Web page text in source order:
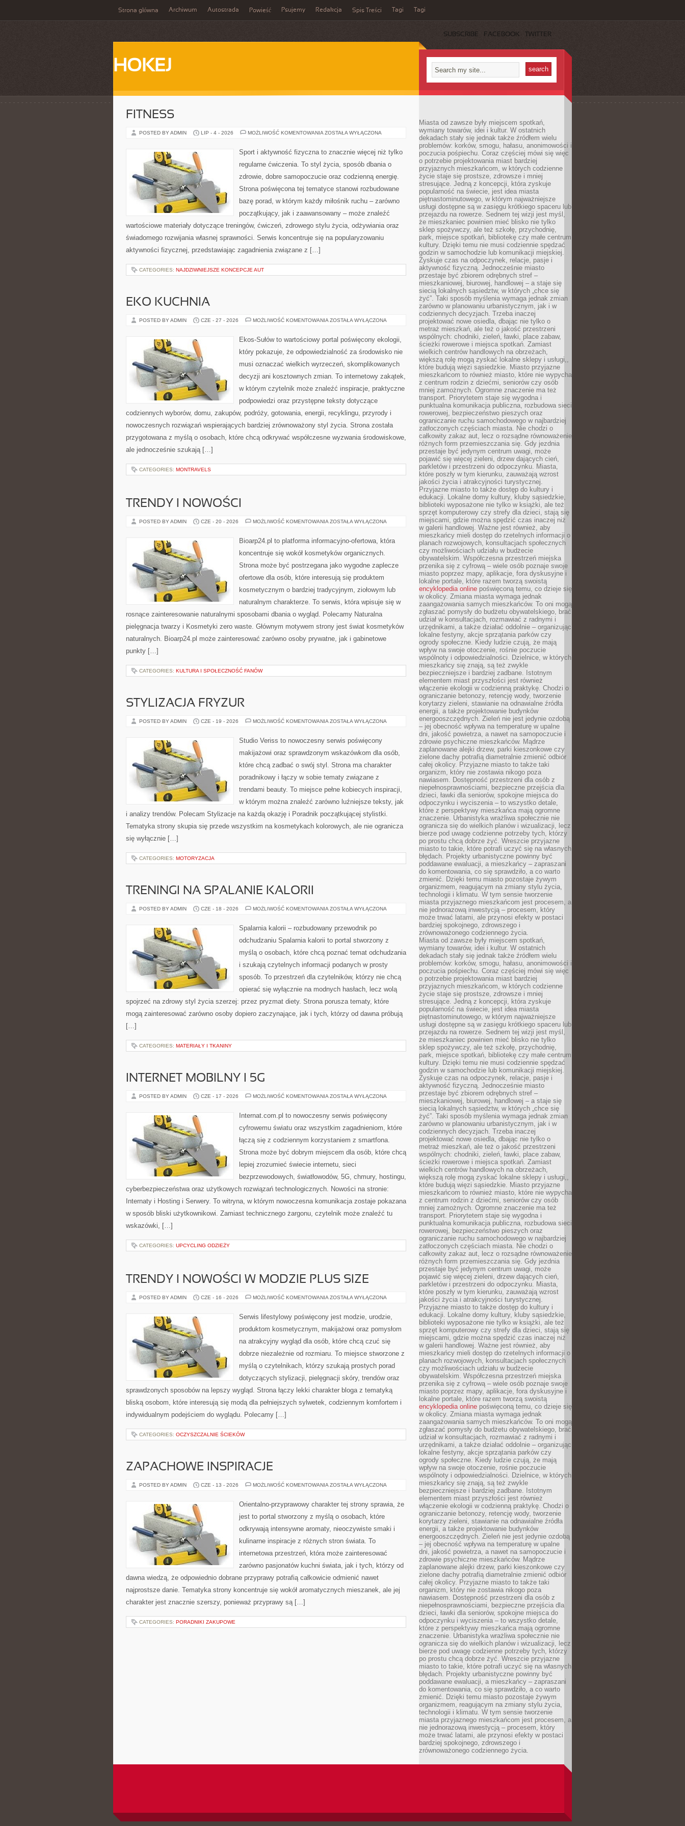
Strona główna Archiwum Autostrada Powieść Psujemy Redakcja Spis Treści Tagi Tagi
SUBSCRIBE FACEBOOK TWITTER
HOKEJ
FITNESS
POSTED BY ADMIN LIP - 4 - 2026 MOŻLIWOŚĆ KOMENTOWANIA FITNESS
ZOSTAŁA WYŁĄCZONA
Sport i aktywność fizyczna to znacznie więcej niż tylko
regularne ćwiczenia. To styl życia, sposób dbania o
zdrowie, dobre samopoczucie oraz codzienną energię.
Strona poświęcona tej tematyce stanowi rozbudowane
bazę porad, w którym każdy miłośnik ruchu – zarówno
początkujący, jak i zaawansowany – może znaleźć
wartościowe materiały dotyczące treningów, ćwiczeń, zdrowego stylu życia, odżywiania oraz
świadomego rozwijania własnej sprawności. Serwis koncentruje się na popularyzowaniu
aktywności fizycznej, przedstawiając zagadnienia związane z […]
CATEGORIES: NAJDZIWNIEJSZE KONCEPCJE AUT
EKO KUCHNIA
POSTED BY ADMIN CZE - 27 - 2026 MOŻLIWOŚĆ KOMENTOWANIA EKO
ZOSTAŁA WYŁĄCZONA
Ekos-Sułów to wartościowy portal poświęcony ekologii,
który pokazuje, że odpowiedzialność za środowisko nie
musi oznaczać wielkich wyrzeczeń, skomplikowanych
decyzji ani kosztownych zmian. To internetowy zakątek,
w którym czytelnik może znaleźć inspiracje, praktyczne
podpowiedzi oraz przystępne teksty dotyczące
codziennych wyborów, domu, zakupów, podróży, gotowania, energii, recyklingu, przyrody i
nowoczesnych rozwiązań wspierających bardziej zrównoważony styl życia. Strona została
przygotowana z myślą o osobach, które chcą odkrywać współczesne wyzwania środowiskowe,
ale jednocześnie szukają […]
CATEGORIES: MONTRAVELS
TRENDY I NOWOŚCI
POSTED BY ADMIN CZE - 20 - 2026 MOŻLIWOŚĆ KOMENTOWANIA TRENDY
ZOSTAŁA WYŁĄCZONA
Bioarp24.pl to platforma informacyjno-ofertowa, która
koncentruje się wokół kosmetyków organicznych.
Strona może być postrzegana jako wygodne zaplecze
ofertowe dla osób, które interesują się produktem
kosmetycznym o bardziej tradycyjnym, ziołowym lub
naturalnym charakterze. To serwis, która wpisuje się w
rosnące zainteresowanie naturalnymi sposobami dbania o wygląd. Polecamy Naturalna
pielęgnacja twarzy i Kosmetyki zero waste. Głównym motywem strony jest świat kosmetyków
naturalnych. Bioarp24.pl może zainteresować zarówno osoby prywatne, jak i gabinetowe
punkty […]
CATEGORIES: KULTURA I SPOŁECZNOŚĆ FANÓW
STYLIZACJA FRYZUR
POSTED BY ADMIN CZE - 19 - 2026 MOŻLIWOŚĆ KOMENTOWANIA STYLIZACJA
ZOSTAŁA WYŁĄCZONA
Studio Veriss to nowoczesny serwis poświęcony
makijażowi oraz sprawdzonym wskazówkom dla osób,
które chcą zadbać o swój styl. Strona ma charakter
poradnikowy i łączy w sobie tematy związane z
trendami beauty. To miejsce pełne kobiecych inspiracji,
w którym można znaleźć zarówno luźniejsze teksty, jak
i analizy trendów. Polecam Stylizacje na każdą okazję i Poradnik początkującej stylistki.
Tematyka strony skupia się przede wszystkim na kosmetykach kolorowych, ale nie ogranicza
się wyłącznie […]
CATEGORIES: MOTORYZACJA
TRENINGI NA SPALANIE KALORII
POSTED BY ADMIN CZE - 18 - 2026 MOŻLIWOŚĆ KOMENTOWANIA TRENINGI
ZOSTAŁA WYŁĄCZONA
Spalarnia kalorii – rozbudowany przewodnik po
odchudzaniu Spalarnia kalorii to portal stworzony z
myślą o osobach, które chcą poznać temat odchudzania
i szukają czytelnych informacji podanych w prosty
sposób. To przestrzeń dla czytelników, którzy nie chcą
opierać się wyłącznie na modnych hasłach, lecz wolą
spojrzeć na zdrowy styl życia szerzej: przez pryzmat diety. Strona porusza tematy, które
mogą zainteresować zarówno osoby dopiero zaczynające, jak i tych, którzy od dawna próbują
[…]
CATEGORIES: MATERIAŁY I TKANINY
INTERNET MOBILNY I 5G
POSTED BY ADMIN CZE - 17 - 2026 MOŻLIWOŚĆ KOMENTOWANIA INTERNET
ZOSTAŁA WYŁĄCZONA
Internat.com.pl to nowoczesny serwis poświęcony
cyfrowemu światu oraz wszystkim zagadnieniom, które
łączą się z codziennym korzystaniem z smartfona.
Strona może być dobrym miejscem dla osób, które chcą
lepiej zrozumieć świecie internetu, sieci
bezprzewodowych, światłowodów, 5G, chmury, hostingu,
cyberbezpieczeństwa oraz użytkowych rozwiązań technologicznych. Nowości na stronie:
Internaty i Hosting i Serwery. To witryna, w którym nowoczesna komunikacja zostaje pokazana
w sposób bliski użytkownikowi. Zamiast technicznego żargonu, czytelnik może znaleźć tu
wskazówki, […]
CATEGORIES: UPCYCLING ODZIEŻY
TRENDY I NOWOŚCI W MODZIE PLUS SIZE
POSTED BY ADMIN CZE - 16 - 2026 MOŻLIWOŚĆ KOMENTOWANIA TRENDY
W
MODZIE
SIZE
ZOSTAŁA WYŁĄCZONA
Serwis lifestylowy poświęcony jest modzie, urodzie,
produktom kosmetycznym, makijażowi oraz pomysłom
na atrakcyjny wygląd dla osób, które chcą czuć się
dobrze niezależnie od rozmiaru. To miejsce stworzone z
myślą o czytelnikach, którzy szukają prostych porad
dotyczących stylizacji, pielęgnacji skóry, trendów oraz
sprawdzonych sposobów na lepszy wygląd. Strona łączy lekki charakter bloga z tematyką
bliską osobom, które interesują się modą dla pełniejszych sylwetek, codziennym komfortem i
indywidualnym podejściem do wyglądu. Polecamy […]
CATEGORIES: OCZYSZCZALNIE ŚCIEKÓW
ZAPACHOWE INSPIRACJE
POSTED BY ADMIN CZE - 13 - 2026 MOŻLIWOŚĆ KOMENTOWANIA ZAPACHOWE
ZOSTAŁA WYŁĄCZONA
Orientalno-przyprawowy charakter tej strony sprawia, że
jest to portal stworzony z myślą o osobach, które
odkrywają intensywne aromaty, nieoczywiste smaki i
kulinarne inspiracje z różnych stron świata. To
internetowa przestrzeń, która może zainteresować
zarówno pasjonatów kuchni świata, jak i tych, którzy od
dawna wiedzą, że odpowiednio dobrane przyprawy potrafią całkowicie odmienić nawet
najprostsze danie. Tematyka strony koncentruje się wokół aromatycznych mieszanek, ale jej
charakter jest znacznie szerszy, ponieważ przyprawy są […]
CATEGORIES: PORADNIKI ZAKUPOWE
Miasta od zawsze były miejscem spotkań,
wymiany towarów, idei i kultur. W ostatnich
dekadach stały się jednak także źródłem wielu
problemów: korków, smogu, hałasu, anonimowości i
poczucia pośpiechu. Coraz częściej mówi się więc
o potrzebie projektowania miast bardziej
przyjaznych mieszkańcom, w których codzienne
życie staje się prostsze, zdrowsze i mniej
stresujące. Jedną z koncepcji, która zyskuje
popularność na świecie, jest idea miasta
piętnastominutowego, w którym najważniejsze
usługi dostępne są w zasięgu krótkiego spaceru lub
przejazdu na rowerze. Sednem tej wizji jest myśl,
że mieszkaniec powinien mieć blisko nie tylko
sklep spożywczy, ale też szkołę, przychodnię,
park, miejsce spotkań, bibliotekę czy małe centrum
kultury. Dzięki temu nie musi codziennie spędzać
godzin w samochodzie lub komunikacji miejskiej.
Zyskuje czas na odpoczynek, relacje, pasje i
aktywność fizyczną. Jednocześnie miasto
przestaje być zbiorem odrębnych stref –
mieszkaniowej, biurowej, handlowej – a staje się
siecią lokalnych sąsiedztw, w których „chce się
żyć”. Taki sposób myślenia wymaga jednak zmian
zarówno w planowaniu urbanistycznym, jak i w
codziennych decyzjach. Trzeba inaczej
projektować nowe osiedla, dbając nie tylko o
metraż mieszkań, ale też o jakość przestrzeni
wspólnych: chodniki, zieleń, ławki, place zabaw,
ścieżki rowerowe i miejsca spotkań. Zamiast
wielkich centrów handlowych na obrzeżach,
większą rolę mogą zyskać lokalne sklepy i usługi,,
które budują więzi sąsiedzkie. Miasto przyjazne
mieszkańcom to również miasto, które nie wypycha
z centrum rodzin z dziećmi, seniorów czy osób
mniej zamożnych. Ogromne znaczenie ma też
transport. Priorytetem staje się wygodna i
punktualna komunikacja publiczna, rozbudowa sieci
rowerowej, bezpieczeństwo pieszych oraz
ograniczanie ruchu samochodowego w najbardziej
zatłoczonych częściach miasta. Nie chodzi o
całkowity zakaz aut, lecz o rozsądne równoważenie
różnych form przemieszczania się. Gdy jezdnia
przestaje być jedynym centrum uwagi, może
pojawić się więcej zieleni, drzew dających cień,
parkletów i przestrzeni do odpoczynku. Miasta,
które poszły w tym kierunku, zauważają wzrost
jakości życia i atrakcyjności turystycznej.
Przyjazne miasto to także dostęp do kultury i
edukacji. Lokalne domy kultury, kluby sąsiedzkie,
biblioteki wyposażone nie tylko w książki, ale też
sprzęt komputerowy czy strefy dla dzieci, stają się
miejscami, gdzie można spędzić czas inaczej niż
w galerii handlowej. Ważne jest również, aby
mieszkańcy mieli dostęp do rzetelnych informacji o
planach rozwojowych, konsultacjach społecznych
czy możliwościach udziału w budżecie
obywatelskim. Współczesna przestrzeń miejska
przenika się z cyfrową – wiele osób poznaje swoje
miasto poprzez mapy, aplikacje, fora dyskusyjne i
lokalne portale, które razem tworzą swoistą
encyklopedia online poświęconą temu, co dzieje się
w okolicy. Zmiana miasta wymaga jednak
zaangażowania samych mieszkańców. To oni mogą
zgłaszać pomysły do budżetu obywatelskiego, brać
udział w konsultacjach, rozmawiać z radnymi i
urzędnikami, a także działać oddolnie – organizując
lokalne festyny, akcje sprzątania parków czy
ogrody społeczne. Kiedy ludzie czują, że mają
wpływ na swoje otoczenie, rośnie poczucie
wspólnoty i odpowiedzialności. Dzielnice, w których
mieszkańcy się znają, są też zwykle
bezpieczniejsze i bardziej zadbane. Istotnym
elementem miast przyszłości jest również
włączenie ekologii w codzienną praktykę. Chodzi o
ograniczanie betonozy, retencję wody, tworzenie
korytarzy zieleni, stawianie na odnawialne źródła
energii, a także projektowanie budynków
energooszczędnych. Zieleń nie jest jedynie ozdobą
– jej obecność wpływa na temperaturę w upalne
dni, jakość powietrza, a nawet na samopoczucie i
zdrowie psychiczne mieszkańców. Mądrze
zaplanowane alejki drzew, parki kieszonkowe czy
zielone dachy potrafią diametralnie zmienić odbiór
całej okolicy. Przyjazne miasto to także taki
organizm, który nie zostawia nikogo poza
nawiasem. Dostępność przestrzeni dla osób z
niepełnosprawnościami, bezpieczne przejścia dla
dzieci, ławki dla seniorów, spokojne miejsca do
odpoczynku i wyciszenia – to wszystko detale,
które z perspektywy mieszkańca mają ogromne
znaczenie. Urbanistyka wrażliwa społecznie nie
ogranicza się do wielkich planów i wizualizacji, lecz
bierze pod uwagę codzienne potrzeby tych, którzy
po prostu chcą dobrze żyć. Wreszcie przyjazne
miasto to takie, które potrafi uczyć się na własnych
błędach. Projekty urbanistyczne powinny być
poddawane ewaluacji, a mieszkańcy – zapraszani
do komentowania, co się sprawdziło, a co warto
zmienić. Dzięki temu miasto pozostaje żywym
organizmem, reagującym na zmiany stylu życia,
technologii i klimatu. W tym sensie tworzenie
miasta przyjaznego mieszkańcom jest procesem, a
nie jednorazową inwestycją – procesem, który
może trwać latami, ale przynosi efekty w postaci
bardziej spokojnego, zdrowszego i
zrównoważonego codziennego życia.
Miasta od zawsze były miejscem spotkań,
wymiany towarów, idei i kultur. W ostatnich
dekadach stały się jednak także źródłem wielu
problemów: korków, smogu, hałasu, anonimowości i
poczucia pośpiechu. Coraz częściej mówi się więc
o potrzebie projektowania miast bardziej
przyjaznych mieszkańcom, w których codzienne
życie staje się prostsze, zdrowsze i mniej
stresujące. Jedną z koncepcji, która zyskuje
popularność na świecie, jest idea miasta
piętnastominutowego, w którym najważniejsze
usługi dostępne są w zasięgu krótkiego spaceru lub
przejazdu na rowerze. Sednem tej wizji jest myśl,
że mieszkaniec powinien mieć blisko nie tylko
sklep spożywczy, ale też szkołę, przychodnię,
park, miejsce spotkań, bibliotekę czy małe centrum
kultury. Dzięki temu nie musi codziennie spędzać
godzin w samochodzie lub komunikacji miejskiej.
Zyskuje czas na odpoczynek, relacje, pasje i
aktywność fizyczną. Jednocześnie miasto
przestaje być zbiorem odrębnych stref –
mieszkaniowej, biurowej, handlowej – a staje się
siecią lokalnych sąsiedztw, w których „chce się
żyć”. Taki sposób myślenia wymaga jednak zmian
zarówno w planowaniu urbanistycznym, jak i w
codziennych decyzjach. Trzeba inaczej
projektować nowe osiedla, dbając nie tylko o
metraż mieszkań, ale też o jakość przestrzeni
wspólnych: chodniki, zieleń, ławki, place zabaw,
ścieżki rowerowe i miejsca spotkań. Zamiast
wielkich centrów handlowych na obrzeżach,
większą rolę mogą zyskać lokalne sklepy i usługi,,
które budują więzi sąsiedzkie. Miasto przyjazne
mieszkańcom to również miasto, które nie wypycha
z centrum rodzin z dziećmi, seniorów czy osób
mniej zamożnych. Ogromne znaczenie ma też
transport. Priorytetem staje się wygodna i
punktualna komunikacja publiczna, rozbudowa sieci
rowerowej, bezpieczeństwo pieszych oraz
ograniczanie ruchu samochodowego w najbardziej
zatłoczonych częściach miasta. Nie chodzi o
całkowity zakaz aut, lecz o rozsądne równoważenie
różnych form przemieszczania się. Gdy jezdnia
przestaje być jedynym centrum uwagi, może
pojawić się więcej zieleni, drzew dających cień,
parkletów i przestrzeni do odpoczynku. Miasta,
które poszły w tym kierunku, zauważają wzrost
jakości życia i atrakcyjności turystycznej.
Przyjazne miasto to także dostęp do kultury i
edukacji. Lokalne domy kultury, kluby sąsiedzkie,
biblioteki wyposażone nie tylko w książki, ale też
sprzęt komputerowy czy strefy dla dzieci, stają się
miejscami, gdzie można spędzić czas inaczej niż
w galerii handlowej. Ważne jest również, aby
mieszkańcy mieli dostęp do rzetelnych informacji o
planach rozwojowych, konsultacjach społecznych
czy możliwościach udziału w budżecie
obywatelskim. Współczesna przestrzeń miejska
przenika się z cyfrową – wiele osób poznaje swoje
miasto poprzez mapy, aplikacje, fora dyskusyjne i
lokalne portale, które razem tworzą swoistą
encyklopedia online poświęconą temu, co dzieje się
w okolicy. Zmiana miasta wymaga jednak
zaangażowania samych mieszkańców. To oni mogą
zgłaszać pomysły do budżetu obywatelskiego, brać
udział w konsultacjach, rozmawiać z radnymi i
urzędnikami, a także działać oddolnie – organizując
lokalne festyny, akcje sprzątania parków czy
ogrody społeczne. Kiedy ludzie czują, że mają
wpływ na swoje otoczenie, rośnie poczucie
wspólnoty i odpowiedzialności. Dzielnice, w których
mieszkańcy się znają, są też zwykle
bezpieczniejsze i bardziej zadbane. Istotnym
elementem miast przyszłości jest również
włączenie ekologii w codzienną praktykę. Chodzi o
ograniczanie betonozy, retencję wody, tworzenie
korytarzy zieleni, stawianie na odnawialne źródła
energii, a także projektowanie budynków
energooszczędnych. Zieleń nie jest jedynie ozdobą
– jej obecność wpływa na temperaturę w upalne
dni, jakość powietrza, a nawet na samopoczucie i
zdrowie psychiczne mieszkańców. Mądrze
zaplanowane alejki drzew, parki kieszonkowe czy
zielone dachy potrafią diametralnie zmienić odbiór
całej okolicy. Przyjazne miasto to także taki
organizm, który nie zostawia nikogo poza
nawiasem. Dostępność przestrzeni dla osób z
niepełnosprawnościami, bezpieczne przejścia dla
dzieci, ławki dla seniorów, spokojne miejsca do
odpoczynku i wyciszenia – to wszystko detale,
które z perspektywy mieszkańca mają ogromne
znaczenie. Urbanistyka wrażliwa społecznie nie
ogranicza się do wielkich planów i wizualizacji, lecz
bierze pod uwagę codzienne potrzeby tych, którzy
po prostu chcą dobrze żyć. Wreszcie przyjazne
miasto to takie, które potrafi uczyć się na własnych
błędach. Projekty urbanistyczne powinny być
poddawane ewaluacji, a mieszkańcy – zapraszani
do komentowania, co się sprawdziło, a co warto
zmienić. Dzięki temu miasto pozostaje żywym
organizmem, reagującym na zmiany stylu życia,
technologii i klimatu. W tym sensie tworzenie
miasta przyjaznego mieszkańcom jest procesem, a
nie jednorazową inwestycją – procesem, który
może trwać latami, ale przynosi efekty w postaci
bardziej spokojnego, zdrowszego i
zrównoważonego codziennego życia.